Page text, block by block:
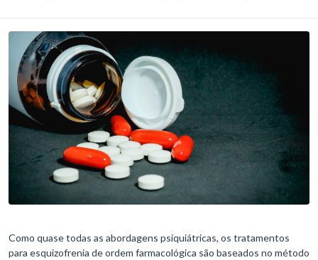
Como quase todas as abordagens psiquiátricas, os tratamentos
para esquizofrenia de ordem farmacológica são baseados no método